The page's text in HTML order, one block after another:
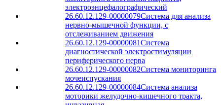
электроэнцефалографический
26.60.12.129-00000079Система для анализа
нервно-мышечной функции, с
отслеживанием движения
26.60.12.129-00000081Система
диагностической электростимуляции
периферического нерва
26.60.12.129-00000082Система мониторинга
мочеиспускания
26.60.12.129-00000084Система анализа
моторики желудочно-кишечного тракта,